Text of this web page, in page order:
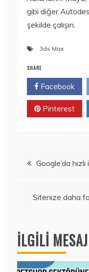
gibi diğer
şekilde çalışın.
3ds Max
SHARE
Facebook
Pinterest
YazıGoogle’da
Sitenize daha
İLGILI